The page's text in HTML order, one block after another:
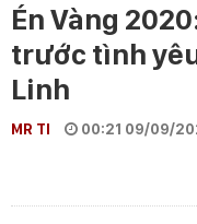
Én Vàng
trước tình
Linh
MR TI 00:21 09/09/